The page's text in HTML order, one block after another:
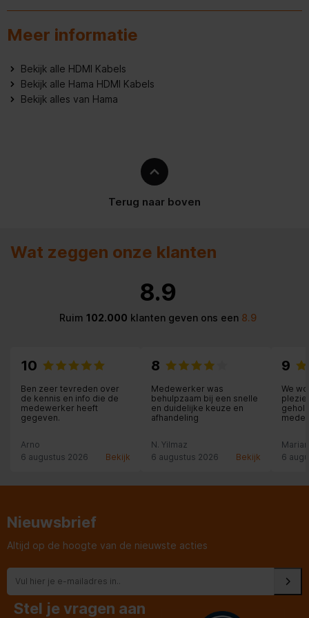
Meer informatie
Bekijk alle HDMI Kabels
Bekijk alle Hama HDMI Kabels
Bekijk alles van Hama
Terug naar boven
Wat zeggen onze klanten
8.9
Ruim 102.000 klanten geven ons een8.9
10
Ben zeer tevreden over
de kennis en info die de
medewerker heeft
gegeven.
Arno
6 augustus 2026
Bekijk
8
Medewerker was
behulpzaam bij een snelle
en duidelijke keuze en
afhandeling
N. Yilmaz
6 augustus 2026
Bekijk
9
We
6
Nieuwsbrief
Altijd op de hoogte van de nieuwste acties
Stel je vragen aan